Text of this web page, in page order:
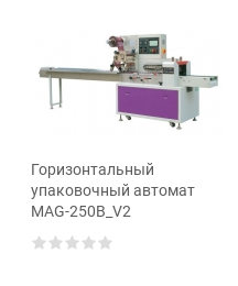
Горизонтальный
упаковочный автомат
MAG-250B_V2